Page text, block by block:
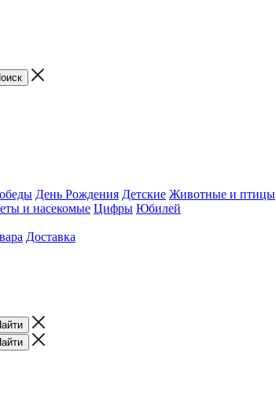
День Рождения Детские Животные и птицы
и насекомые Цифры Юбилей
Доставка